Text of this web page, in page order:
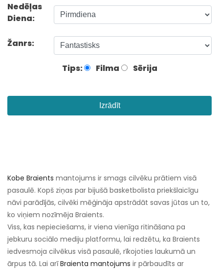
Nedēļas
Diena:
Žanrs:
Tips: Filma Sērija
Izrādīt
Kobe Braients mantojums ir smags cilvēku prātiem visā
pasaulē. Kopš ziņas par bijušā basketbolista priekšlaicīgu
nāvi parādījās, cilvēki mēģināja apstrādāt savas jūtas un to,
ko viņiem nozīmēja Braients.
Viss, kas nepieciešams, ir viena vienīga ritināšana pa
jebkuru sociālo mediju platformu, lai redzētu, ka Braients
iedvesmoja cilvēkus visā pasaulē, rīkojoties laukumā un
ārpus tā. Lai arīBraienta mantojums ir pārbaudīts ar